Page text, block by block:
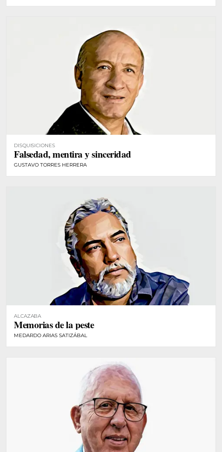
DISQUISICIONES
Falsedad, mentira y sinceridad
GUSTAVO TORRES HERRERA
ALCAZABA
Memorias de la peste
MEDARDO ARIAS SATIZÁBAL